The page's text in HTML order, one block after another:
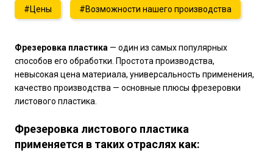
#Цены #Возможности нашего производства
Фрезеровка пластика — один из самых популярных
способов его обработки. Простота производства,
невысокая цена материала, универсальность применения,
качество производства — основные плюсы фрезеровки
листового пластика.
Фрезеровка листового пластика
применяется в таких отраслях как: